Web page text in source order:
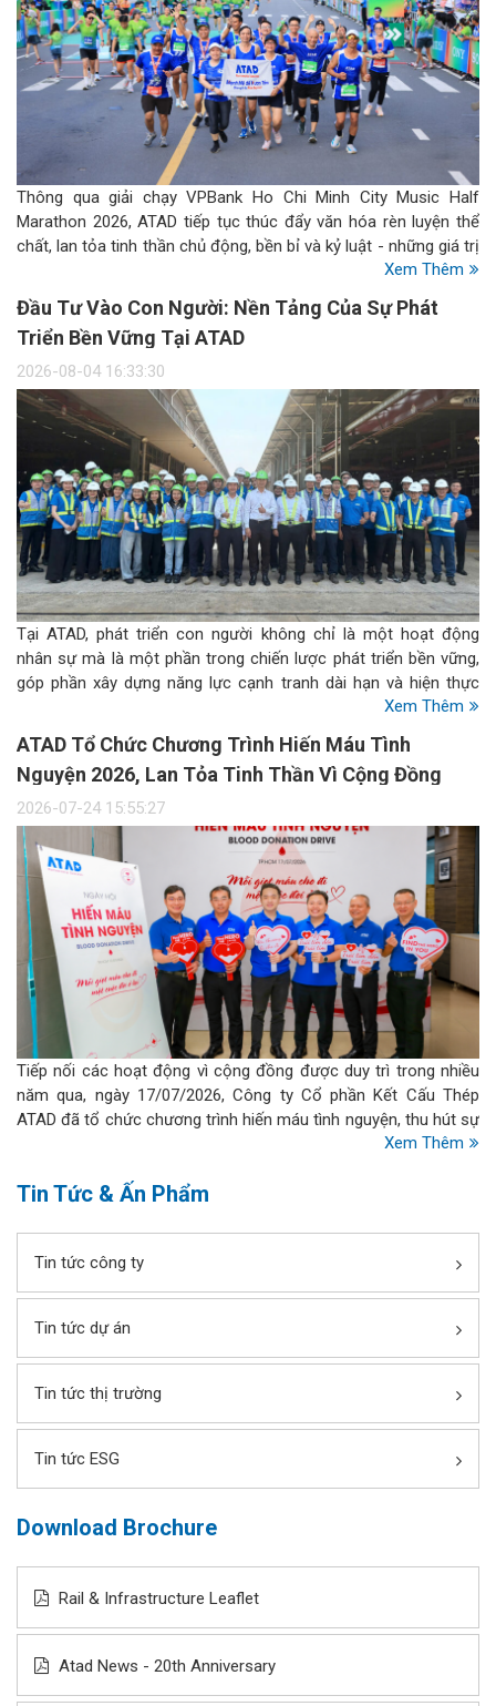
Thông qua giải chạy VPBank Ho Chi Minh City Music Half
Marathon 2026, ATAD tiếp tục thúc đẩy văn hóa rèn luyện thể
chất, lan tỏa tinh thần chủ động, bền bỉ và kỷ luật - những giá trị
được thể hiện không chỉ trên đường chạy mà còn trong cách
mỗi cá nhân thực thi công việc và theo đuổi mục tiêu.
Xem Thêm
Đầu Tư Vào Con Người: Nền Tảng Của Sự Phát
Triển Bền Vững Tại ATAD
2026-08-04 16:33:30
Tại ATAD, phát triển con người không chỉ là một hoạt động
nhân sự mà là một phần trong chiến lược phát triển bền vững,
góp phần xây dựng năng lực cạnh tranh dài hạn và hiện thực
hóa định vị Global Steel Structure Partner. Đây cũng là một
trong những trọng tâm thuộc trụ cột Social trong chiến lược
ESG của Công ty.
Xem Thêm
ATAD Tổ Chức Chương Trình Hiến Máu Tình
Nguyện 2026, Lan Tỏa Tinh Thần Vì Cộng Đồng
2026-07-24 15:55:27
Tiếp nối các hoạt động vì cộng đồng được duy trì trong nhiều
năm qua, ngày 17/07/2026, Công ty Cổ phần Kết Cấu Thép
ATAD đã tổ chức chương trình hiến máu tình nguyện, thu hút sự
tham gia nhiệt tình của đông đảo cán bộ nhân viên từ khối văn
Xem Thêm
Tin Tức & Ấn Phẩm
Tin tức công ty
Tin tức dự án
Tin tức thị trường
Tin tức ESG
Download Brochure
Rail & Infrastructure Leaflet
Atad News - 20th Anniversary